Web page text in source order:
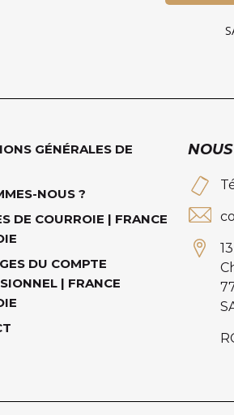
GÉNÉRALES DE
NOUS ?
DE COURROIE | FRANCE
DU COMPTE
| FRANCE